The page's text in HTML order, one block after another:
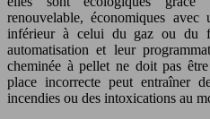
renouvelable, économiques
inférieur à celui du gaz ou du
automatisation et leur
cheminée à pellet ne doit pas
place incorrecte peut entraîner
incendies ou des intoxications au